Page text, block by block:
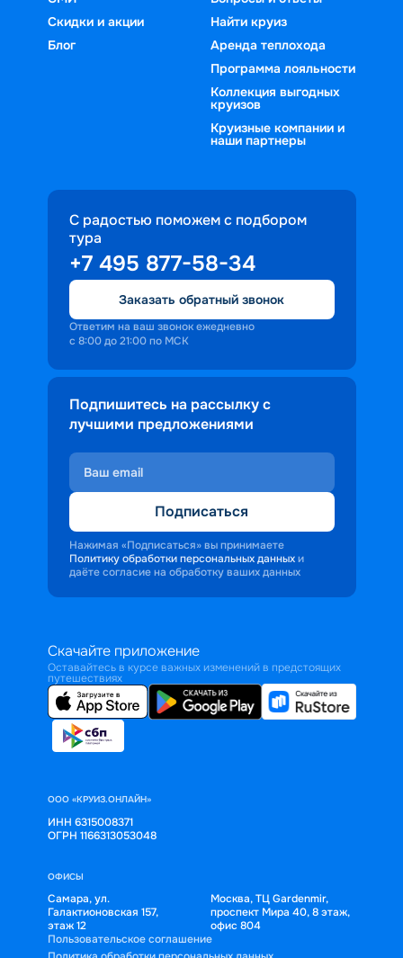
Скидки и акции
Блог
Найти круиз
Аренда теплохода
Программа лояльности
Коллекция выгодных
круизов
Круизные компании и
наши партнеры
С радостью поможем с подбором
тура
+7 495 877-58-34
Заказать обратный звонок
Ответим на ваш звонок ежедневно
с 8:00 до 21:00 по МСК
Подпишитесь на рассылку с
лучшими предложениями
Подписаться
Нажимая «Подписаться» вы принимаете
Политику обработки персональных данных и
даёте согласие на обработку ваших данных
Скачайте приложение
Оставайтесь в курсе важных изменений в предстоящих
путешествиях
ООО «КРУИЗ.ОНЛАЙН»
ИНН 6315008371
ОГРН 1166313053048
ОФИСЫ
Самара, ул.
Галактионовская 157,
этаж 12
Москва, ТЦ Gardenmir,
проспект Мира 40, 8 этаж,
офис 804
Пользовательское соглашение